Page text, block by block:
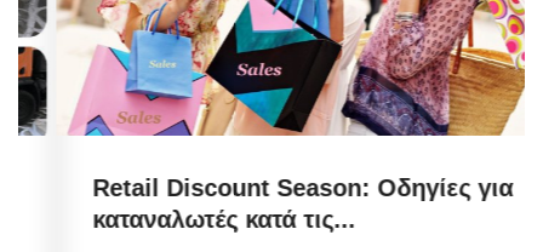
Retail Discount Season: Οδηγίες για
καταναλωτές κατά τις...